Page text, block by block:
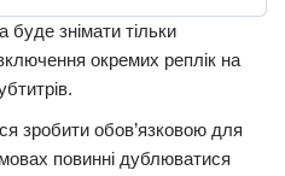
буде знімати тільки
окремих реплік на
зробити обов’язковою для
повинні дублюватися